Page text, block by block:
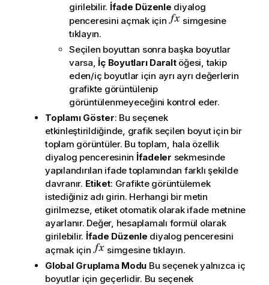
girilebilir. İfade Düzenle diyalog
penceresini açmak için
simgesine
tıklayın.
Seçilen boyuttan sonra başka boyutlar
varsa, İç Boyutları Daraltöğesi, takip
eden/iç boyutlar için ayrı ayrı değerlerin
grafikte görüntülenip
görüntülenmeyeceğini kontrol eder.
Toplamı Göster: Bu seçenek
etkinleştirildiğinde, grafik seçilen boyut için bir
toplam görüntüler. Bu toplam, hala özellik
diyalog penceresinin İfadeler sekmesinde
yapılandırılan ifade toplamından farklı şekilde
davranır. Etiket: Grafikte görüntülemek
istediğiniz adı girin. Herhangi bir metin
girilmezse, etiket otomatik olarak ifade metnine
ayarlanır. Değer, hesaplamalı formül olarak
girilebilir. İfade Düzenle diyalog penceresini
açmak için
simgesine tıklayın.
Global Gruplama Modu Bu seçenek yalnızca iç
boyutlar için geçerlidir. Bu seçenek